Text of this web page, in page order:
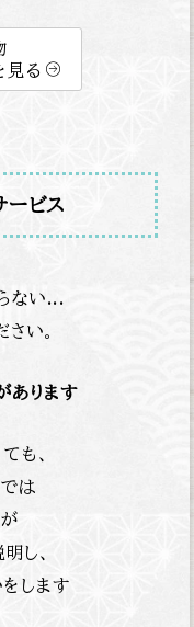
見る
ービス
ない...
い。
あります
も、
では
し、
します